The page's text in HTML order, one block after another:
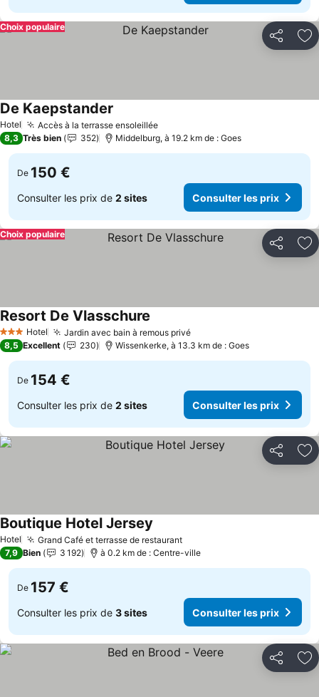
Partager
Choix populaire
Hotel Accès à la terrasse ensoleilléeConsulter les prix
De Kaepstander
8,3 Très bien 352 Middelburg, à 19.2 km de : Goes
De 150 €
Consulter les prix de 2 sites Consulter les prix
Partager
Choix populaire
3 ÉtoilesHotel Jardin avec bain à remous privéConsulter les prix
Resort De Vlasschure
8,5 Excellent 230 Wissenkerke, à 13.3 km de : Goes
De 154 €
Consulter les prix de 2 sites Consulter les prix
Partager
Hotel Grand Café et terrasse de restaurantConsulter les prix
Boutique Hotel Jersey
7,9 Bien 3 192 à 0.2 km de : Centre-ville
De 157 €
Consulter les prix de 3 sites Consulter les prix
Partager